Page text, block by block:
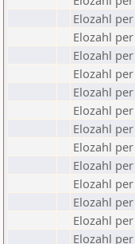
Elozahl
Elozahl
Elozahl
Elozahl
Elozahl
Elozahl
Elozahl
Elozahl
Elozahl
Elozahl
Elozahl
Elozahl
Elozahl